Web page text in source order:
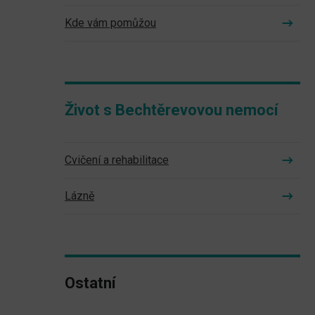
Kde vám pomůžou
Život s Bechtěrevovou nemocí
Cvičení a rehabilitace
Lázně
Ostatní